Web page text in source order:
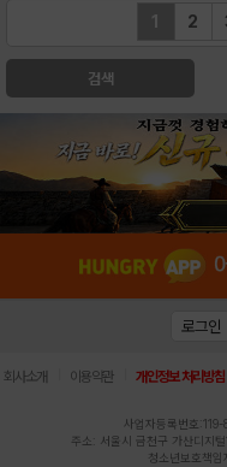
1 2
검색
로그인
회사소개 이용약관 개인정보 처리방침
사업자등록번호
주소: 서울시 금천구 가산디지
청소년보호책임